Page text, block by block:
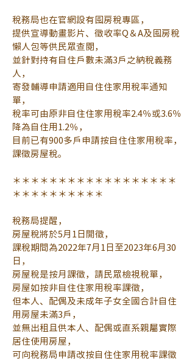
稅務局也在官網設有囤房稅專區，
提供宣導動畫影片、徵收率Q＆A及囤房稅
懶人包等供民眾查閱，
並針對持有自住戶數未滿3戶之納稅義務
人，
寄發輔導申請適用自住住家用稅率通知
單，
稅率可由原非自住住家用稅率2.4％或3.6％
降為自住用1.2％，
目前已有900多戶申請按自住住家用稅率，
課徵房屋稅。
＊＊＊＊＊＊＊＊＊＊＊＊＊＊＊＊＊＊
＊＊＊＊＊＊＊＊＊＊
稅務局提醒，
房屋稅將於5月1日開徵，
課稅期間為2022年7月1日至2023年6月30
日，
房屋稅是按月課徵，請民眾檢視稅單，
房屋如按非自住住家用稅率課徵，
但本人、配偶及未成年子女全國合計自住
用房屋未滿3戶，
並無出租且供本人、配偶或直系親屬實際
居住使用房屋，
可向稅務局申請改按自住住家用稅率課徵